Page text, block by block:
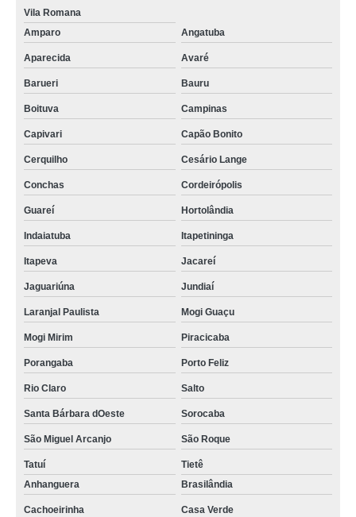
Vila Romana
Amparo
Angatuba
Aparecida Avaré
Barueri Bauru
Boituva Campinas
Capivari Capão Bonito
Cerquilho Cesário Lange
Conchas Cordeirópolis
Guareí Hortolândia
Indaiatuba Itapetininga
Itapeva Jacareí
Jaguariúna Jundiaí
Laranjal Paulista Mogi Guaçu
Mogi Mirim Piracicaba
Porangaba Porto Feliz
Rio Claro Salto
Santa Bárbara dOeste Sorocaba
São Miguel Arcanjo São Roque
Tatuí
Tietê
Anhanguera
Brasilândia
Cachoeirinha Casa Verde